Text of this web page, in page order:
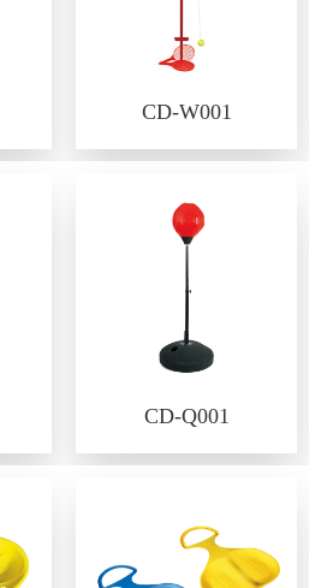
CD-W001
CD-Q001